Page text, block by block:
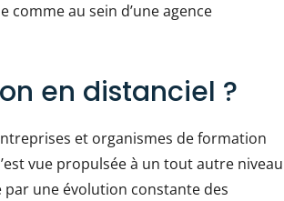
au sein d’une agence
en distanciel ?
et organismes de formation
vue propulsée à un tout autre niveau
une évolution constante des